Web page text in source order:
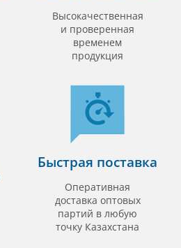
Высокачественная
и проверенная
временем
продукция
Быстрая поставка
Оперативная
доставка оптовых
партий в любую
точку Казахстана